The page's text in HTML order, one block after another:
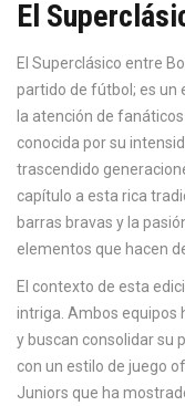
El
El Superclásico entre
partido de fútbol; es un
la atención de
conocida por su
trascendido
capítulo a esta rica
barras bravas y la
elementos que hacen
El contexto de esta
intriga. Ambos equipos
y buscan consolidar su
con un estilo de juego
Juniors que ha